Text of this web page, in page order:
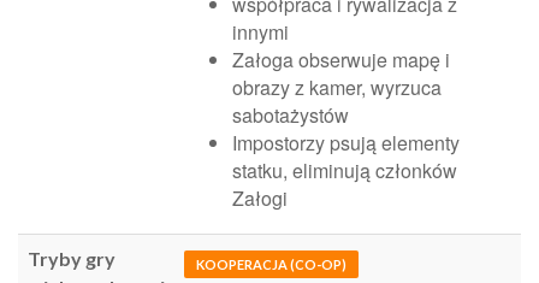
innymi
Załoga obserwuje mapę i
obrazy z kamer, wyrzuca
sabotażystów
Impostorzy psują elementy
statku, eliminują członków
Załogi
Tryby gry
KOOPERACJA (CO-OP)